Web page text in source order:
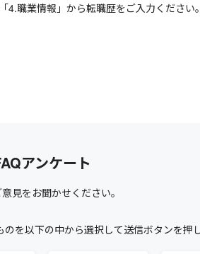
職業情報」から転職歴をご入力ください。
アンケート
見をお聞かせください。
を以下の中から選択して送信ボタンを押